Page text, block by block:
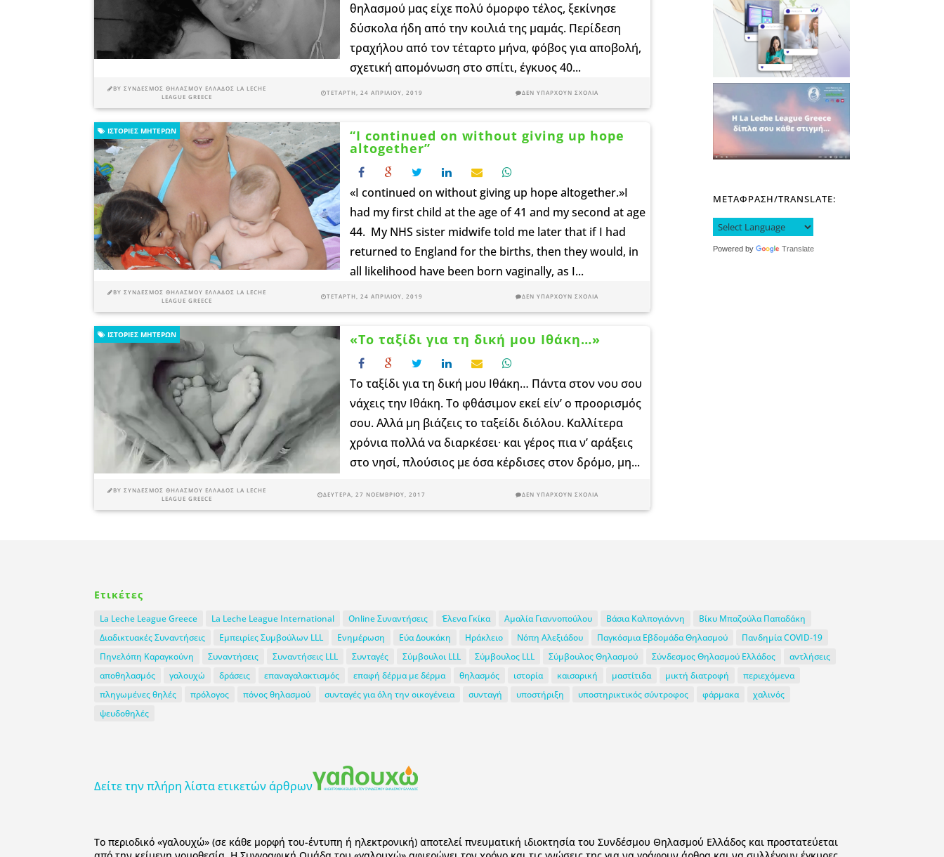
θηλασμού μας είχε πολύ όμορφο τέλος, ξεκίνησε
δύσκολα ήδη από την κοιλιά της μαμάς. Περίδεση
τραχήλου από τον τέταρτο μήνα, φόβος για αποβολή,
σχετική απομόνωση στο σπίτι, έγκυος 40...
BY ΣΎΝΔΕΣΜΟΣ ΘΗΛΑΣΜΟΎ ΕΛΛΆΔΟΣ LA LECHE
LEAGUE GREECE
ΤΕΤΆΡΤΗ, 24 ΑΠΡΙΛΊΟΥ, 2019 ΔΕΝ ΥΠΆΡΧΟΥΝ ΣΧΌΛΙΑ
“I continued on without giving up hope
altogether”
ΙΣΤΟΡΊΕΣ ΜΗΤΈΡΩΝ
«I continued on without giving up hope altogether.»I
had my first child at the age of 41 and my second at age
44. My NHS sister midwife told me later that if I had
returned to England for the births, then they would, in
all likelihood have been born vaginally, as I...
BY ΣΎΝΔΕΣΜΟΣ ΘΗΛΑΣΜΟΎ ΕΛΛΆΔΟΣ LA LECHE
LEAGUE GREECE
ΤΕΤΆΡΤΗ, 24 ΑΠΡΙΛΊΟΥ, 2019 ΔΕΝ ΥΠΆΡΧΟΥΝ ΣΧΌΛΙΑ
«Το ταξίδι για τη δική μου Ιθάκη…»
ΙΣΤΟΡΊΕΣ ΜΗΤΈΡΩΝ
Το ταξίδι για τη δική μου Ιθάκη… Πάντα στον νου σου
νάχεις την Ιθάκη. Το φθάσιμον εκεί είν’ ο προορισμός
σου. Aλλά μη βιάζεις το ταξείδι διόλου. Καλλίτερα
χρόνια πολλά να διαρκέσει· και γέρος πια ν’ αράξεις
στο νησί, πλούσιος με όσα κέρδισες στον δρόμο, μη...
BY ΣΎΝΔΕΣΜΟΣ ΘΗΛΑΣΜΟΎ ΕΛΛΆΔΟΣ LA LECHE
LEAGUE GREECE
ΔΕΥΤΈΡΑ, 27 ΝΟΕΜΒΡΊΟΥ, 2017 ΔΕΝ ΥΠΆΡΧΟΥΝ ΣΧΌΛΙΑ
ΜΕΤΑΦΡΑΣΗ/TRANSLATE:
Powered by Translate
Ετικέτες
La Leche League Greece La Leche League International Online Συναντήσεις Έλενα Γκίκα Αμαλία Γιαννοπούλου Βάσια Καλπογιάννη
Βίκυ Μπαζούλα Παπαδάκη
Διαδικτυακές Συναντήσεις
Εμπειρίες Συμβούλων LLL Ενημέρωση Εύα Δουκάκη Ηράκλειο Νόπη Αλεξιάδου Παγκόσμια Εβδομάδα Θηλασμού
Πανδημία COVID-19
Πηνελόπη Καραγκούνη
Συναντήσεις Συναντήσεις LLL Συνταγές Σύμβουλοι LLL Σύμβουλος LLL Σύμβουλος Θηλασμού Σύνδεσμος Θηλασμού Ελλάδος
αντλήσεις
αποθηλασμός
γαλουχώ δράσεις επαναγαλακτισμός επαφή δέρμα με δέρμα θηλασμός ιστορία καισαρική μαστίτιδα μικτή διατροφή
περιεχόμενα
πληγωμένες θηλές
πρόλογος πόνος θηλασμού συνταγές για όλη την οικογένεια συνταγή υποστήριξη υποστηρικτικός σύντροφος φάρμακα
χαλινός
ψευδοθηλές
Δείτε την πλήρη λίστα ετικετών άρθρων
To περιοδικό «γαλουχώ» (σε κάθε μορφή του-έντυπη ή ηλεκτρονική) αποτελεί πνευματική ιδιοκτησία του Συνδέσμου Θηλασμού Ελλάδος και προστατεύεται